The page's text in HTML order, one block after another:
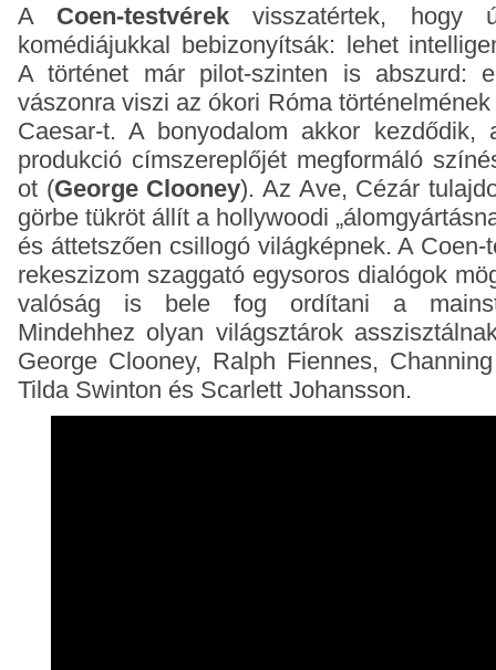
A Coen-testvérek visszatértek, hogy
komédiájukkal bebizonyítsák: lehet
A történet már pilot-szinten is abszurd:
vászonra viszi az ókori Róma
Caesar-t. A bonyodalom akkor kezdődik,
produkció címszereplőjét megformáló
ot (George Clooney). Az Ave, Cézár
görbe tükröt állít a hollywoodi
és áttetszően csillogó világképnek. A
rekeszizom szaggató egysoros dialógok
valóság is bele fog ordítani a
Mindehhez olyan világsztárok
George Clooney, Ralph Fiennes,
Tilda Swinton és Scarlett Johansson.